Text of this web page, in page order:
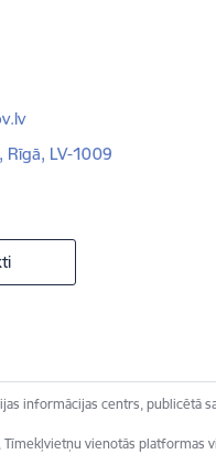
LV-1009
informācijas centrs, publicētā
vienotās platformas